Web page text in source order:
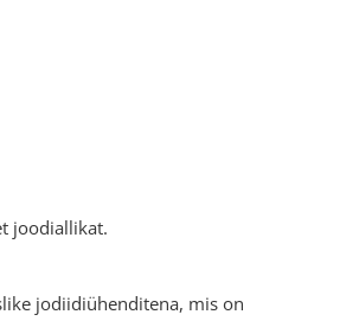
joodiallikat.
jodiidiühenditena, mis on